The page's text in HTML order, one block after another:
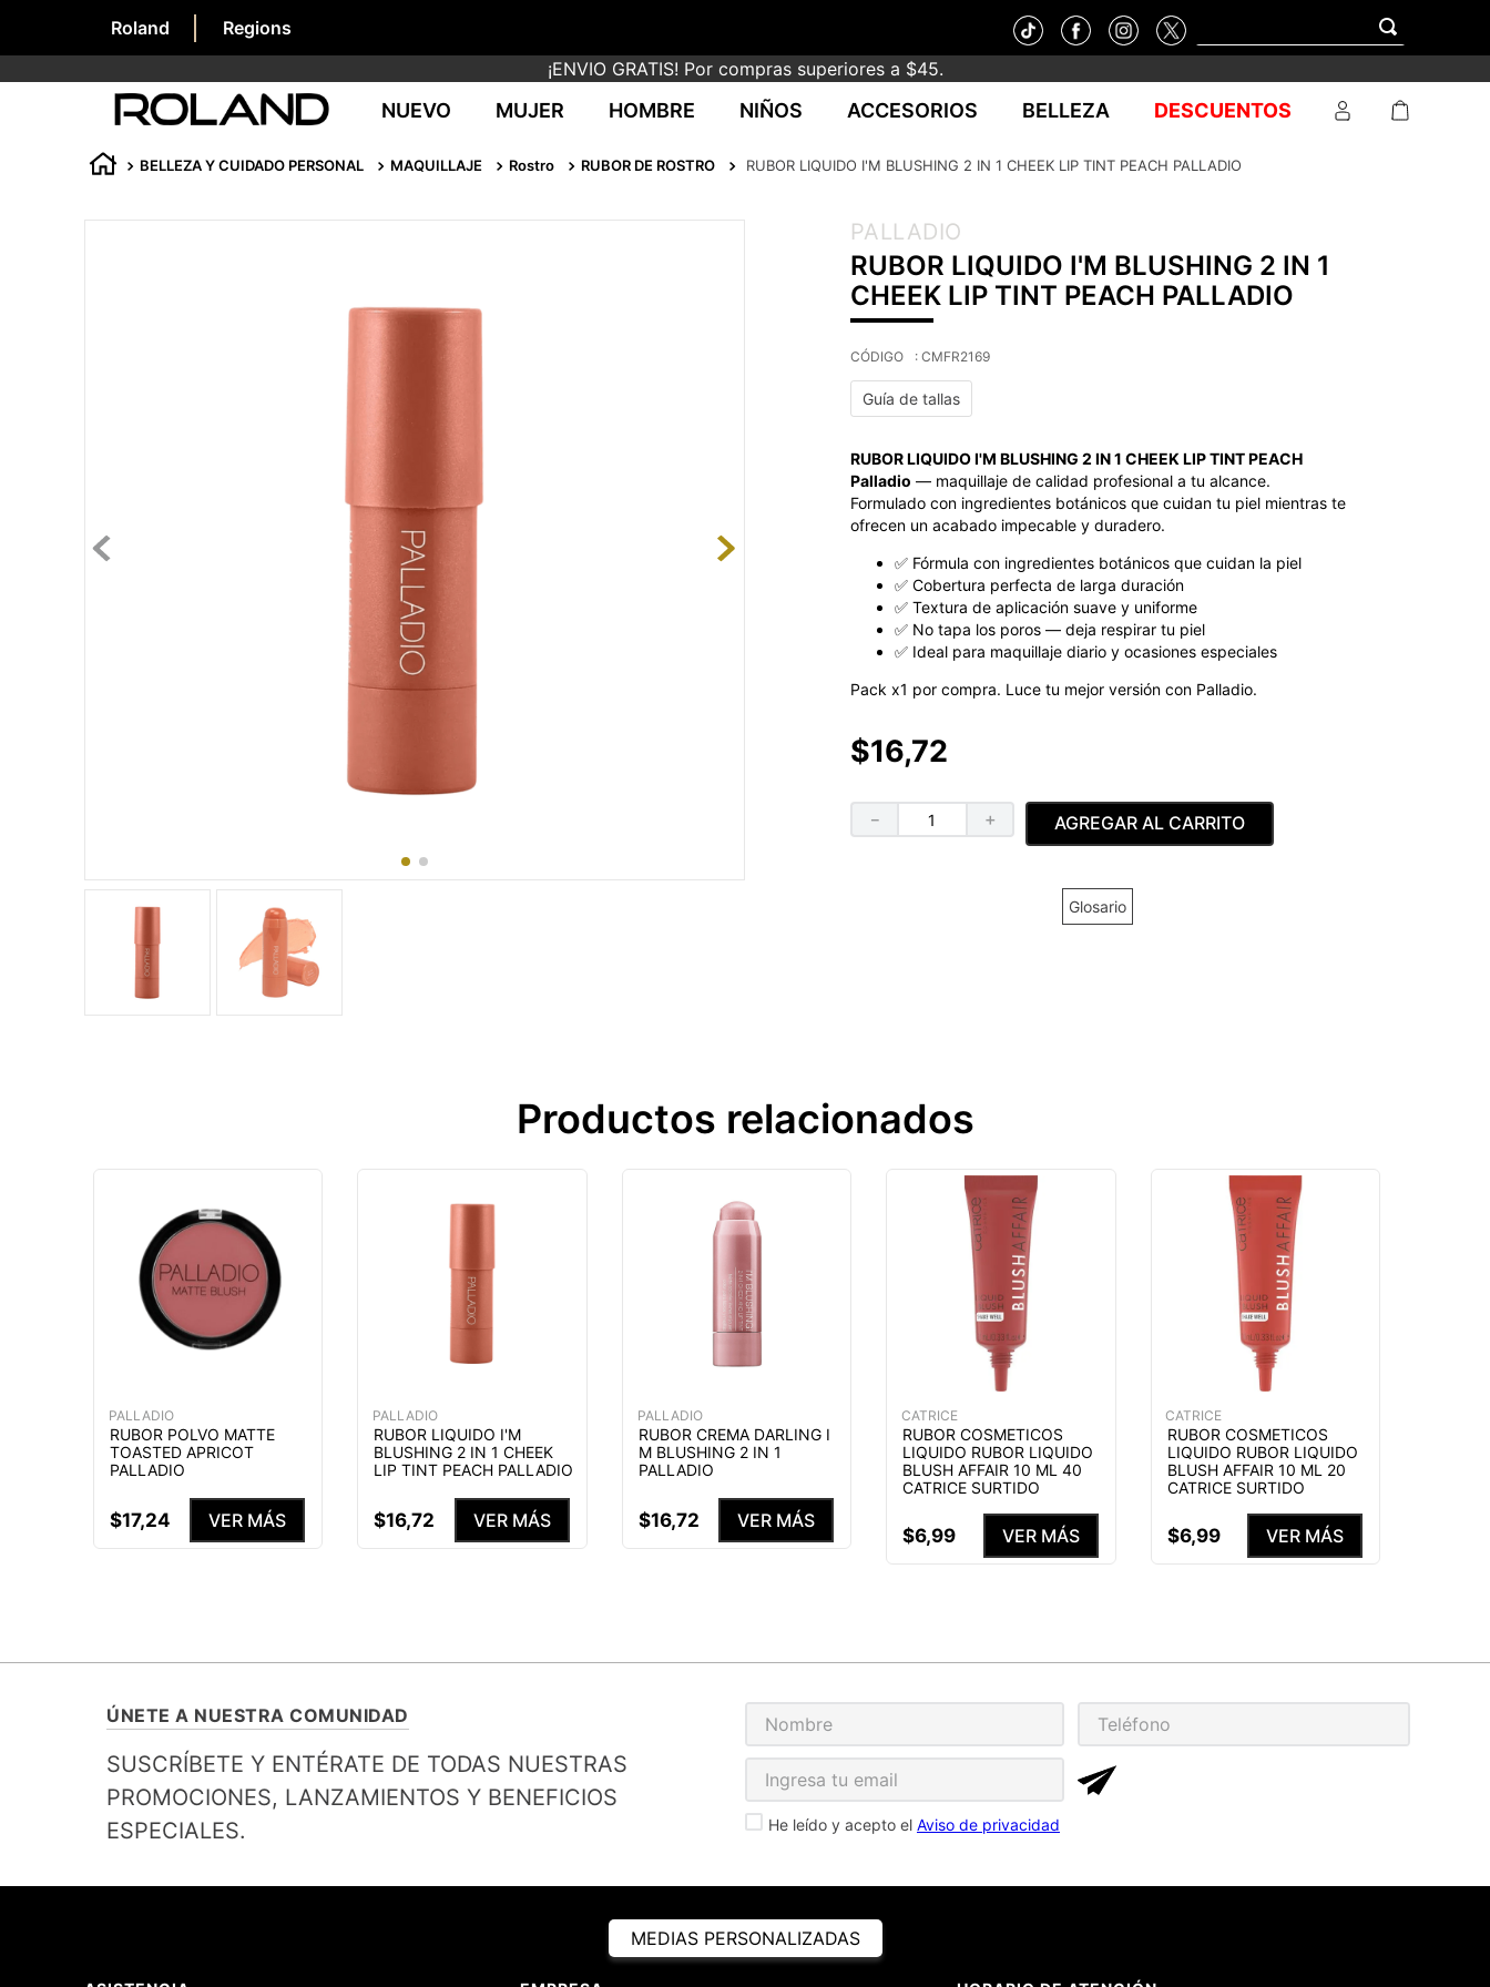
Roland
Regions
¡ENVIO GRATIS! Por compras superiores a $45.
NUEVO MUJER HOMBRE NIÑOS ACCESORIOS BELLEZA DESCUENTOS
BELLEZA Y CUIDADO PERSONAL MAQUILLAJE Rostro RUBOR DE ROSTRO RUBOR LIQUIDO I'M BLUSHING 2 IN 1 CHEEK LIP TINT PEACH PALLADIO
PALLADIO
RUBOR LIQUIDO I'M BLUSHING 2 IN 1
CHEEK LIP TINT PEACH PALLADIO
: CMFR2169
Guía de tallas
RUBOR LIQUIDO I'M BLUSHING 2 IN 1 CHEEK LIP TINT PEACH
Palladio — maquillaje de calidad profesional a tu alcance.
Formulado con ingredientes botánicos que cuidan tu piel mientras te
ofrecen un acabado impecable y duradero.
✅ Fórmula con ingredientes botánicos que cuidan la piel
✅ Cobertura perfecta de larga duración
✅ Textura de aplicación suave y uniforme
✅ No tapa los poros — deja respirar tu piel
✅ Ideal para maquillaje diario y ocasiones especiales
Pack x1 por compra. Luce tu mejor versión con Palladio.
$16,72
＋
－ AGREGAR AL CARRITO
Glosario
Productos relacionados
PALLADIO
RUBOR POLVO MATTE
TOASTED APRICOT
PALLADIO
$17,24 VER MÁS
PALLADIO
RUBOR LIQUIDO I'M
BLUSHING 2 IN 1 CHEEK
LIP TINT PEACH PALLADIO
$16,72 VER MÁS
PALLADIO
RUBOR CREMA DARLING I
M BLUSHING 2 IN 1
PALLADIO
$16,72 VER MÁS
CATRICE
RUBOR COSMETICOS
LIQUIDO RUBOR LIQUIDO
BLUSH AFFAIR 10 ML 40
CATRICE SURTIDO
$6,99 VER MÁS
CATRICE
RUBOR COSMETICOS
LIQUIDO RUBOR LIQUIDO
BLUSH AFFAIR 10 ML 20
CATRICE SURTIDO
$6,99 VER MÁS
ÚNETE A NUESTRA COMUNIDAD
SUSCRÍBETE Y ENTÉRATE DE TODAS NUESTRAS
PROMOCIONES, LANZAMIENTOS Y BENEFICIOS
ESPECIALES.
He leído y acepto el Aviso de privacidad
MEDIAS PERSONALIZADAS